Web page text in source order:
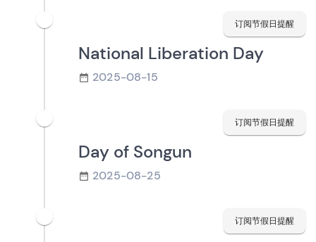
订阅节假日提醒
National Liberation Day
2025-08-15
订阅节假日提醒
Day of Songun
2025-08-25
订阅节假日提醒